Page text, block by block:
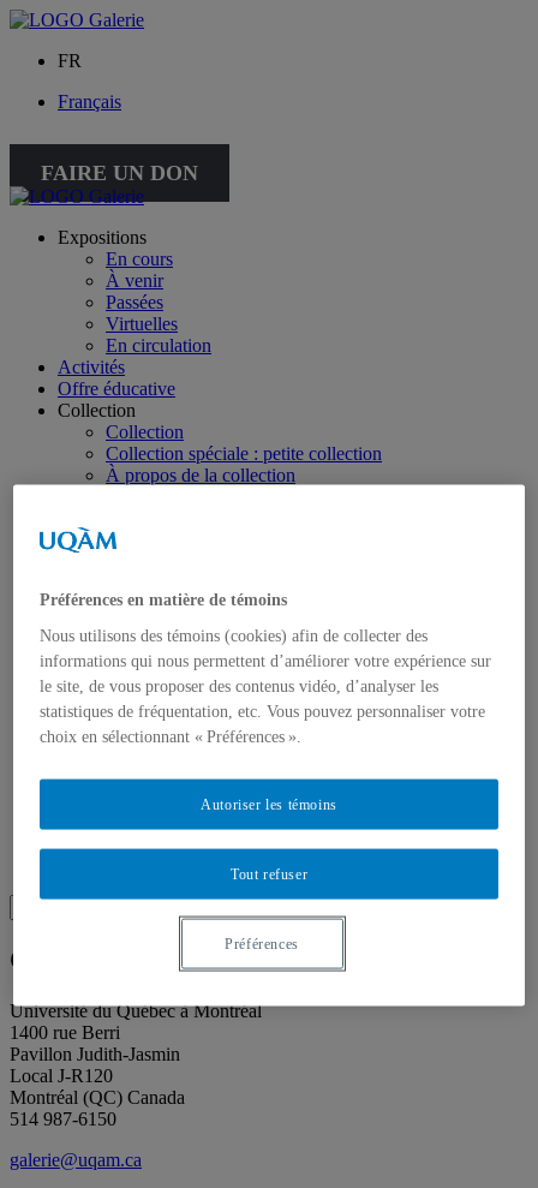
FR
Français
FAIRE UN DON
Expositions
En cours
À venir
Passées
Virtuelles
En circulation
Activités
Offre éducative
Collection
Collection
Collection spéciale : petite collection
À propos de la collection
Toutes les publications
Actualités
À propos
Accessibilité
Contact
Mandat
Historique
Équipe
Partenaires
Plan des salles
Recherche placeholder
Search
for:
Search
Galerie de l’UQAM
Université du Québec à Montréal
1400 rue Berri
Pavillon Judith-Jasmin
Local J-R120
Montréal (QC) Canada
514 987-6150
galerie@uqam.ca
Préférences en matière de témoins
Nous utilisons des témoins (cookies) afin de collecter des
informations qui nous permettent d’améliorer votre expérience sur
le site, de vous proposer des contenus vidéo, d’analyser les
statistiques de fréquentation, etc. Vous pouvez personnaliser votre
choix en sélectionnant « Préférences ».
Tout refuser
Autoriser les témoins
Préférences